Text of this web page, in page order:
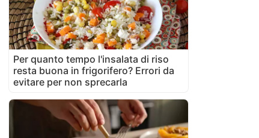
Per quanto tempo l'insalata di riso
resta buona in frigorifero? Errori da
evitare per non sprecarla